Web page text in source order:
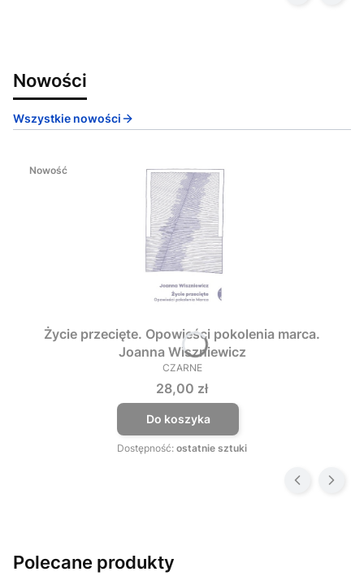
Nowości
Wszystkie nowości
Nowość
Życie przecięte. Opowieści pokolenia marca.
Joanna Wiszniewicz
PRODUCENT
CZARNE
Cena
28,00 zł
Do koszyka
Dostępność: ostatnie sztuki
Polecane produkty